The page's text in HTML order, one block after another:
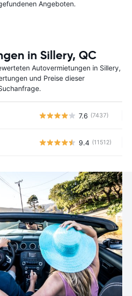
Angeboten.
in Sillery, QC
Autovermietungen in Sillery,
und Preise dieser
7.6 (7437)
9.4 (11512)